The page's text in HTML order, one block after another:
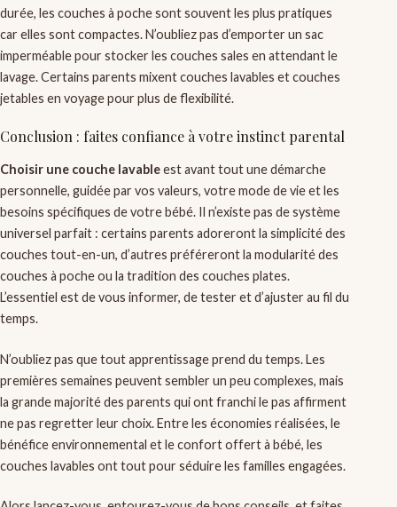
durée, les couches à poche sont souvent les plus pratiques
car elles sont compactes. N’oubliez pas d’emporter un sac
imperméable pour stocker les couches sales en attendant le
lavage. Certains parents mixent couches lavables et couches
jetables en voyage pour plus de flexibilité.
Conclusion : faites confiance à votre instinct parental
Choisir une couche lavableest avant tout une démarche
personnelle, guidée par vos valeurs, votre mode de vie et les
besoins spécifiques de votre bébé. Il n’existe pas de système
universel parfait : certains parents adoreront la simplicité des
couches tout-en-un, d’autres préféreront la modularité des
couches à poche ou la tradition des couches plates.
L’essentiel est de vous informer, de tester et d’ajuster au fil du
temps.
N’oubliez pas que tout apprentissage prend du temps. Les
premières semaines peuvent sembler un peu complexes, mais
la grande majorité des parents qui ont franchi le pas affirment
ne pas regretter leur choix. Entre les économies réalisées, le
bénéfice environnemental et le confort offert à bébé, les
couches lavables ont tout pour séduire les familles engagées.